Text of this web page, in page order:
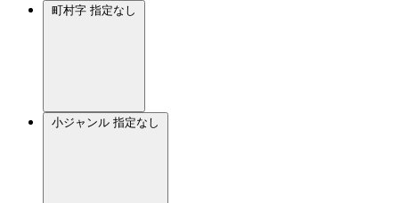
町村字 指定なし
小ジャンル 指定なし